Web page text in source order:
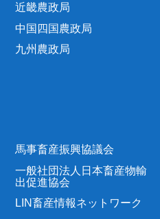
近畿農政局
中国四国農政局
九州農政局
馬事畜産振興協議会
一般社団法人日本畜産物輸
出促進協会
LIN畜産情報ネットワーク